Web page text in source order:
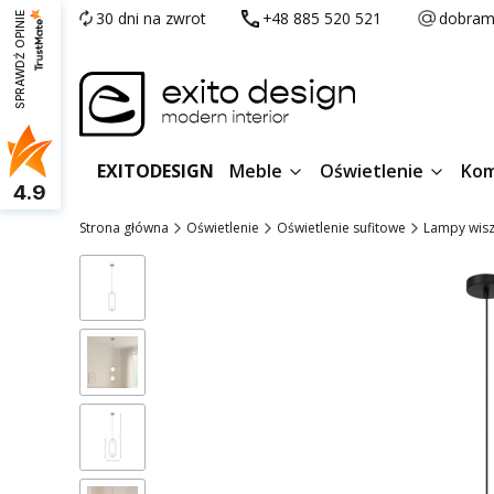
30 dni na zwrot +48 885 520 521
EXITODESIGN Meble Oświetlenie
Strona główna Oświetlenie Oświetlenie sufitowe Lampy
SPRAWDŹ OPINIE
4.9